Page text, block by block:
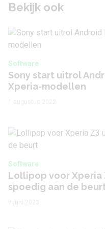
Bekijk ook
Software
Sony start uitrol
Xperia-modellen
Software
Lollipop voor Xperia
spoedig aan de